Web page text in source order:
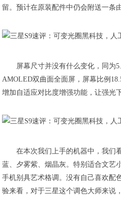
留。预计在原装配件中仍会附送一条
屏幕尺寸并没有什么变化，同为
AMOLED双曲面全面屏，屏幕比例
增加自适应对比度增强功能，让强光
在本次我们上手的机器中，我们
蓝、夕雾紫、烟晶灰。特别适合文艺
手机别具艺术格调。没有自己喜欢配
验来看，对于三星这个调色大师来说